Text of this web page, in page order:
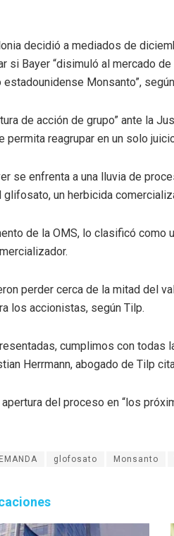
decidió a mediados de
si Bayer “disimuló al mercado
Monsanto”,
de acción de grupo” ante la
permita reagrupar en un solo
se enfrenta a una lluvia de
un herbicida
de la OMS, lo clasificó como
perder cerca de la mitad del
los accionistas, según Tilp.
cumplimos con todas
Herrmann, abogado de Tilp
del proceso en “los
glofosato Monsanto